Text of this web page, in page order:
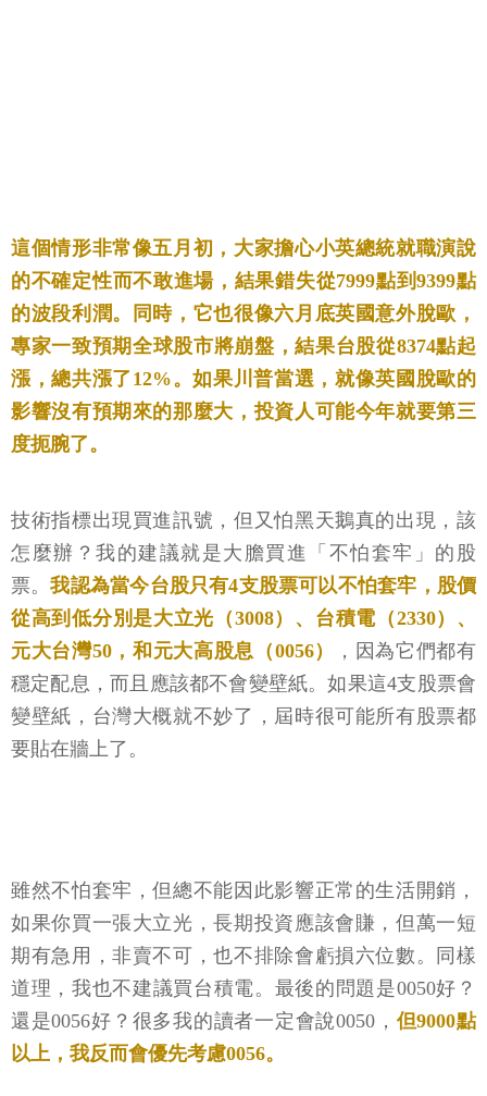
這個情形非常像五月初，大家擔心小英總統就職演說
的不確定性而不敢進場，結果錯失從7999點到9399點
的波段利潤。同時，它也很像六月底英國意外脫歐，
專家一致預期全球股市將崩盤，結果台股從8374點起
漲，總共漲了12%。如果川普當選，就像英國脫歐的
影響沒有預期來的那麼大，投資人可能今年就要第三
度扼腕了。
技術指標出現買進訊號，但又怕黑天鵝真的出現，該
怎麼辦？我的建議就是大膽買進「不怕套牢」的股
票。我認為當今台股只有4支股票可以不怕套牢，股價
從高到低分別是大立光（3008）、台積電（2330）、
元大台灣50，和元大高股息（0056）
，因為它們都有
穩定配息，而且應該都不會變壁紙。如果這4支股票會
變壁紙，台灣大概就不妙了，屆時很可能所有股票都
要貼在牆上了。
雖然不怕套牢，但總不能因此影響正常的生活開銷，
如果你買一張大立光，長期投資應該會賺，但萬一短
期有急用，非賣不可，也不排除會虧損六位數。同樣
道理，我也不建議買台積電。最後的問題是0050好？
還是0056好？很多我的讀者一定會說0050， 但9000點
以上，我反而會優先考慮0056。